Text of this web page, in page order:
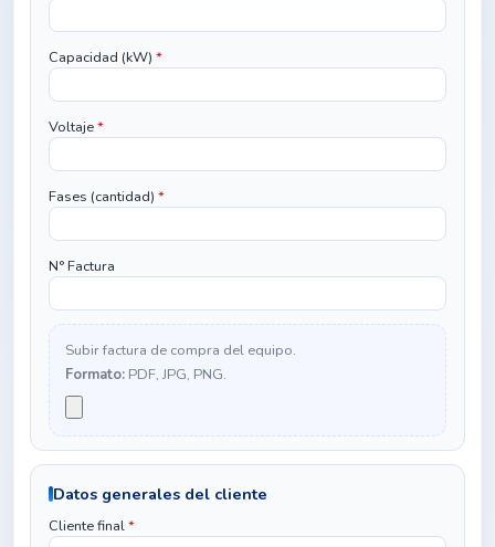
Capacidad (kW) *
Voltaje*
Fases (cantidad) *
N° Factura
Subir factura de compra del equipo.
Formato: PDF, JPG, PNG.
Datos generales del cliente
Cliente final*